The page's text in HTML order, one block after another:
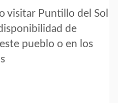
visitar Puntillo del Sol
de
pueblo o en los